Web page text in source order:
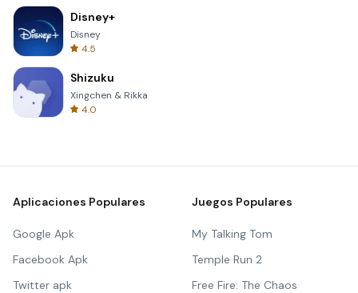
Disney+
Disney
4.5
Shizuku
Xingchen & Rikka
4.0
Aplicaciones Populares
Google Apk
Facebook Apk
Twitter apk
Juegos Populares
My Talking Tom
Temple Run 2
Free Fire: The Chaos